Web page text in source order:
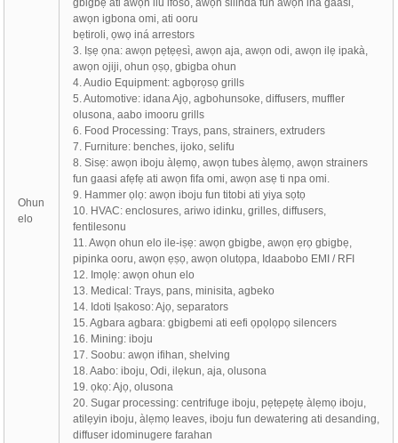
Ohun
elo
awọn igbona omi, ati ooru
bẹtiroli, ọwọ iná arrestors
3. Iṣẹ ọna: awọn pẹtẹẹsì, awọn aja, awọn odi, awọn ilẹ ipakà,
awọn ojiji, ohun ọṣọ, gbigba ohun
4. Audio Equipment: agbọrọsọ grills
5. Automotive: idana Ajọ, agbohunsoke, diffusers, muffler
olusona, aabo imooru grills
6. Food Processing: Trays, pans, strainers, extruders
7. Furniture: benches, ijoko, selifu
8. Sisẹ: awọn iboju àlẹmọ, awọn tubes àlẹmọ, awọn strainers
fun gaasi afẹfẹ ati awọn fifa omi, awọn asẹ ti npa omi.
9. Hammer ọlọ: awọn iboju fun titobi ati yiya sọtọ
10. HVAC: enclosures, ariwo idinku, grilles, diffusers,
fentilesonu
11. Awọn ohun elo ile-iṣẹ: awọn gbigbe, awọn ẹrọ gbigbẹ,
pipinka ooru, awọn ẹṣọ, awọn olutọpa, Idaabobo EMI / RFI
12. Imọlẹ: awọn ohun elo
13. Medical: Trays, pans, minisita, agbeko
14. Idoti Iṣakoso: Ajọ, separators
15. Agbara agbara: gbigbemi ati eefi ọpọlọpọ silencers
16. Mining: iboju
17. Soobu: awọn ifihan, shelving
18. Aabo: iboju, Odi, ilẹkun, aja, olusona
19. ọkọ: Ajọ, olusona
20. Sugar processing: centrifuge iboju, pẹtẹpẹtẹ àlẹmọ iboju,
atilẹyin iboju, àlẹmọ leaves, iboju fun dewatering ati desanding,
diffuser idominugere farahan